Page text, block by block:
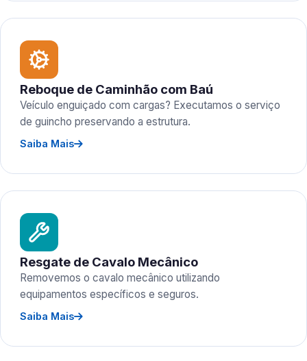
Reboque de Caminhão com Baú
Veículo enguiçado com cargas? Executamos o serviço
de guincho preservando a estrutura.
Saiba Mais
Resgate de Cavalo Mecânico
Removemos o cavalo mecânico utilizando
equipamentos específicos e seguros.
Saiba Mais